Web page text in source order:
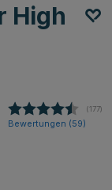
High
(177)
Bewertungen (59)